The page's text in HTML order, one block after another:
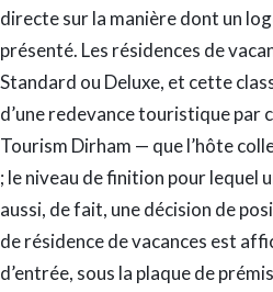
directe sur la manière dont un
présenté. Les résidences de
Standard ou Deluxe, et cette
d’une redevance touristique par
Tourism Dirham — que l’hôte
; le niveau de finition pour lequel
aussi, de fait, une décision de
de résidence de vacances est
d’entrée, sous la plaque de